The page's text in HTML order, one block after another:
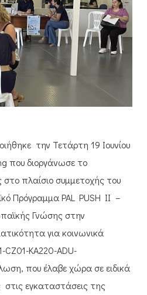
την Τετάρτη 19 Ιουνίου
που διοργάνωσε το
πλαίσιο συμμετοχής του
Πρόγραμμα PAL PUSH II –
Γνώσης στην
για κοινωνικά
CZ01-KA220-ADU-
που έλαβε χώρα σε ειδικά
εγκαταστάσεις της